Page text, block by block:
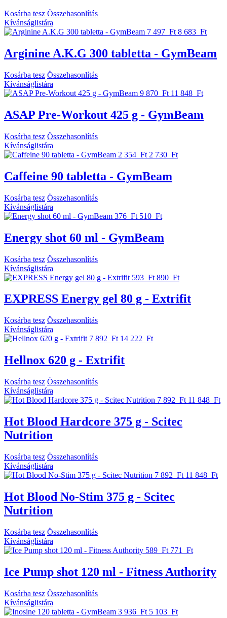
Kosárba tesz Összehasonlítás
Kívánságlistára
7 497 Ft 8 683 Ft
Arginine A.K.G 300 tabletta - GymBeam
Kosárba tesz Összehasonlítás
Kívánságlistára
9 870 Ft 11 848 Ft
ASAP Pre-Workout 425 g - GymBeam
Kosárba tesz Összehasonlítás
Kívánságlistára
2 354 Ft 2 730 Ft
Caffeine 90 tabletta - GymBeam
Kosárba tesz Összehasonlítás
Kívánságlistára
376 Ft 510 Ft
Energy shot 60 ml - GymBeam
Kosárba tesz Összehasonlítás
Kívánságlistára
593 Ft 890 Ft
EXPRESS Energy gel 80 g - Extrifit
Kosárba tesz Összehasonlítás
Kívánságlistára
7 892 Ft 14 222 Ft
Hellnox 620 g - Extrifit
Kosárba tesz Összehasonlítás
Kívánságlistára
7 892 Ft 11 848 Ft
Hot Blood Hardcore 375 g - Scitec
Nutrition
Kosárba tesz Összehasonlítás
Kívánságlistára
7 892 Ft 11 848 Ft
Hot Blood No-Stim 375 g - Scitec
Nutrition
Kosárba tesz Összehasonlítás
Kívánságlistára
589 Ft 771 Ft
Ice Pump shot 120 ml - Fitness Authority
Kosárba tesz Összehasonlítás
Kívánságlistára
3 936 Ft 5 103 Ft